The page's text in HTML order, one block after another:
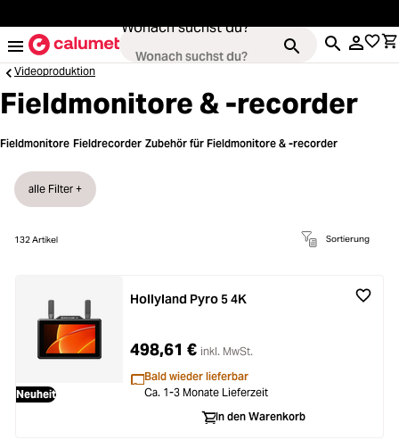
Wonach suchst du?
Kameras
Loading...Objektive
Loading...Video & Drohnen
Loading...Stative & Gimbals
Loading...Taschen
Loading...
Videoproduktion
Fieldmonitore & -recorder
Fieldmonitore Fieldrecorder Zubehör für Fieldmonitore & -recorder
132Artikel Sortierung
alle Filter +
Neuheit
Hollyland Pyro 5 4K
498,61 € inkl. MwSt.
Bald wieder lieferbar
Ca. 1-3 Monate Lieferzeit
In den Warenkorb